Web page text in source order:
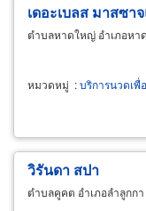
เดอะเบลส มาสซา
ตำบลหาดใหญ่ อำเภอหา
หมวดหมู่ :บริการนวดเพื่
วิรันดา สปา
ตำบลคูคต อำเภอลำลูกก